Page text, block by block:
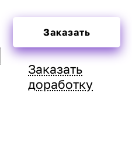
Заказать
Заказать
доработку